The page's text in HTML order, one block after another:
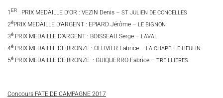
1 ER PRIX MEDAILLE D’OR : VEZIN Denis – ST JULIEN DE CONCELLES
2èPRIX MEDAILLE D’ARGENT : EPIARD Jérôme – LE BIGNON
3è PRIX MEDAILLE D’ARGENT : BOISSEAU Serge – LAVAL
4è PRIX MEDAILLE DE BRONZE : OLLIVIER Fabrice – LA CHAPELLE HEULIN
5è PRIX MEDAILLE DE BRONZE : GUIQUERRO Fabrice – TREILLIERES
Concours PATE DE CAMPAGNE 2017